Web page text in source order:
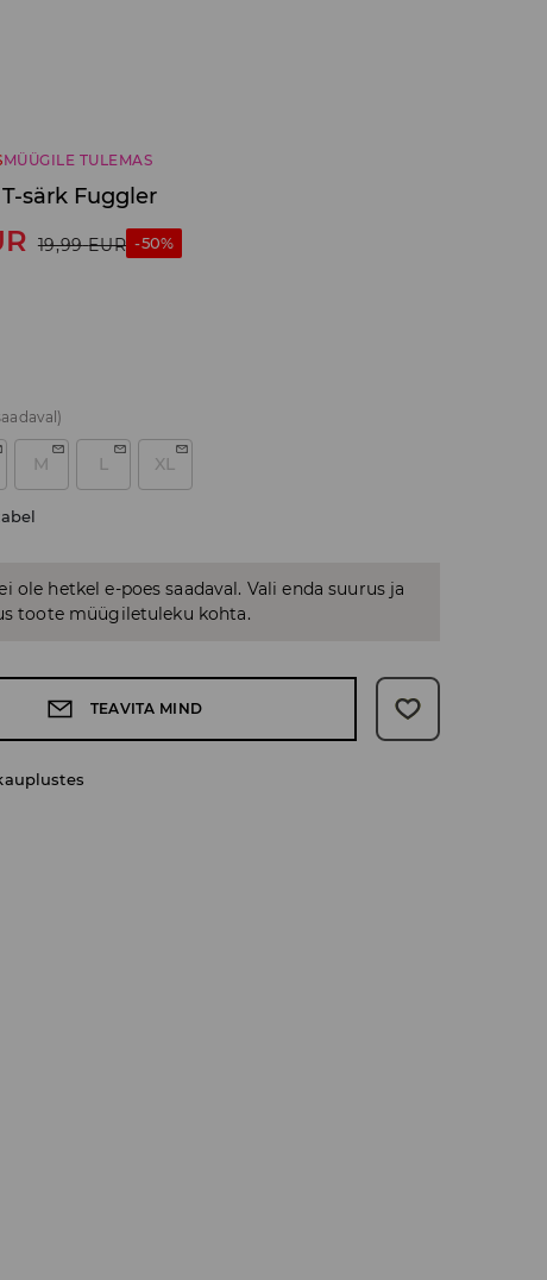
MÜÜGILE TULEMAS
särk Fuggler
19,99 EUR -50%
M L XL
ole hetkel e-poes saadaval. Vali enda suurus ja
toote müügiletuleku kohta.
TEAVITA MIND